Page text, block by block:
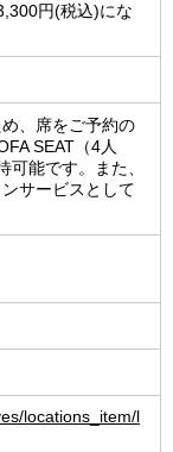
円(税込)にな
、席をご予約の
SEAT（4人
可能です。また、
サービスとして
locations_item/l